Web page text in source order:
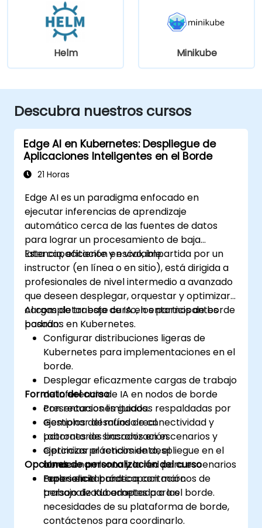
Helm Minikube
Descubra nuestros cursos
Edge AI en Kubernetes: Despliegue de
Aplicaciones Inteligentes en el Borde
21 Horas
Edge AI es un paradigma enfocado en
ejecutar inferencias de aprendizaje
automático cerca de las fuentes de datos
para lograr un procesamiento de baja
latencia, eficiente y escalable.
Esta capacitación en vivo, impartida por un
instructor (en línea o en sitio), está dirigida a
profesionales de nivel intermedio a avanzado
que deseen desplegar, orquestar y optimizar
cargas de trabajo de IA en entornos de borde
basados en Kubernetes.
Al completar este curso, los participantes
podrán:
Configurar distribuciones ligeras de
Kubernetes para implementaciones en el
borde.
Desplegar eficazmente cargas de trabajo
de inferencia de IA en nodos de borde
con recursos limitados.
Gestionar desafíos de conectividad y
patrones de sincronización.
Optimizar el rendimiento, el
almacenamiento y la red para escenarios
reales en el borde.
Formato del curso
Presentaciones guiadas respaldadas por
ejemplos del mundo real.
Laboratorios basados en escenarios y
ejercicios prácticos de despliegue en el
borde.
Experiencia práctica con marcos de
trabajo de Kubernetes para el borde.
Opciones de personalización del curso
Para solicitar una capacitación
personalizada adaptada a las
necesidades de su plataforma de borde,
contáctenos para coordinarlo.